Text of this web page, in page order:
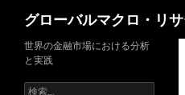
グローバルマクロ・リ
世界の金融市場における分析
と実践
検